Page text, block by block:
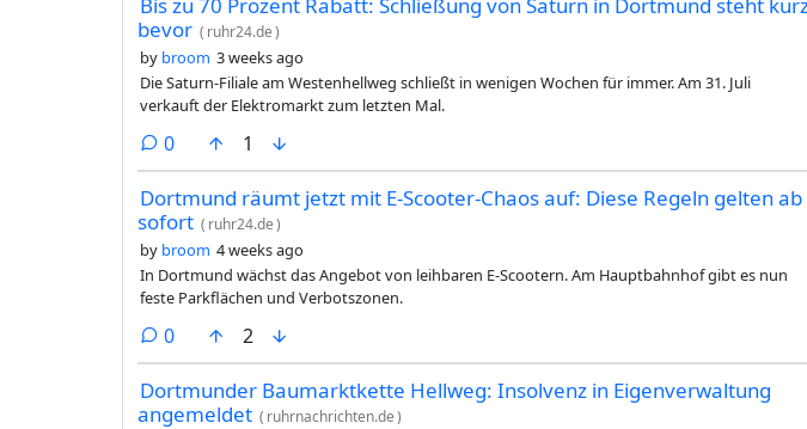
bevor ( ruhr24.de)
by broom 3 weeks ago
Die Saturn-Filiale am Westenhellweg schließt in wenigen Wochen für immer. Am 31. Juli
verkauft der Elektromarkt zum letzten Mal.
0comments
1
Dortmund räumt jetzt mit E-Scooter-Chaos auf: Diese Regeln gelten ab
sofort ( ruhr24.de)
by broom 4 weeks ago
In Dortmund wächst das Angebot von leihbaren E-Scootern. Am Hauptbahnhof gibt es nun
feste Parkflächen und Verbotszonen.
0comments
2
Dortmunder Baumarktkette Hellweg: Insolvenz in Eigenverwaltung
angemeldet ( ruhrnachrichten.de)